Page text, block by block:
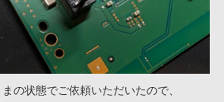
の状態でご依頼いただいたので、